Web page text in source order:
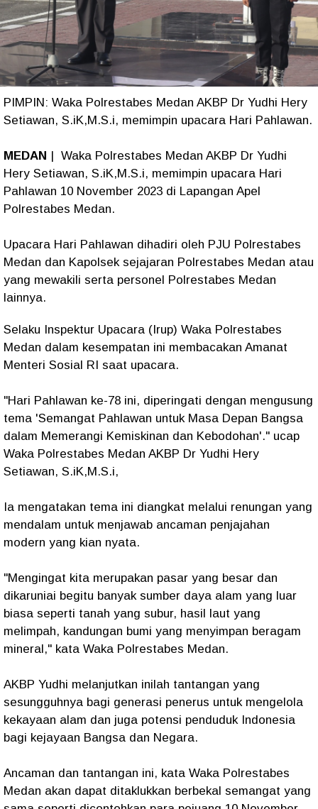
PIMPIN: Waka Polrestabes Medan AKBP Dr Yudhi Hery
Setiawan, S.iK,M.S.i, memimpin upacara Hari Pahlawan.
MEDAN | Waka Polrestabes Medan AKBP Dr Yudhi
Hery Setiawan, S.iK,M.S.i, memimpin upacara Hari
Pahlawan 10 November 2023 di Lapangan Apel
Polrestabes Medan.
Upacara Hari Pahlawan dihadiri oleh PJU Polrestabes
Medan dan Kapolsek sejajaran Polrestabes Medan atau
yang mewakili serta personel Polrestabes Medan
lainnya.
Selaku Inspektur Upacara (Irup) Waka Polrestabes
Medan dalam kesempatan ini membacakan Amanat
Menteri Sosial RI saat upacara.
"Hari Pahlawan ke-78 ini, diperingati dengan mengusung
tema 'Semangat Pahlawan untuk Masa Depan Bangsa
dalam Memerangi Kemiskinan dan Kebodohan'." ucap
Waka Polrestabes Medan AKBP Dr Yudhi Hery
Setiawan, S.iK,M.S.i,
Ia mengatakan tema ini diangkat melalui renungan yang
mendalam untuk menjawab ancaman penjajahan
modern yang kian nyata.
"Mengingat kita merupakan pasar yang besar dan
dikaruniai begitu banyak sumber daya alam yang luar
biasa seperti tanah yang subur, hasil laut yang
melimpah, kandungan bumi yang menyimpan beragam
mineral," kata Waka Polrestabes Medan.
AKBP Yudhi melanjutkan inilah tantangan yang
sesungguhnya bagi generasi penerus untuk mengelola
kekayaan alam dan juga potensi penduduk Indonesia
bagi kejayaan Bangsa dan Negara.
Ancaman dan tantangan ini, kata Waka Polrestabes
Medan akan dapat ditaklukkan berbekal semangat yang